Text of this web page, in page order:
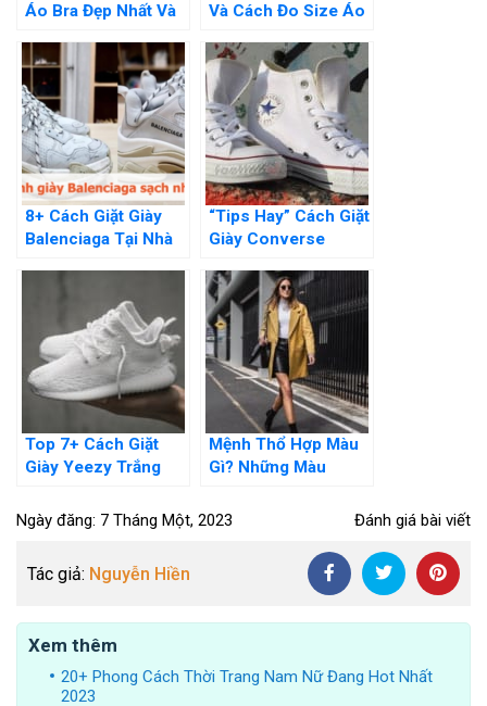
Áo Bra Đẹp Nhất Và
Và Cách Đo Size Áo
Âu Mỹ
8+ Cách Giặt Giày
Balenciaga Tại Nhà
“Tips Hay” Cách Giặt
Giày Converse
Top 7+ Cách Giặt
Giày Yeezy Trắng
Không Làm Hư Giày
Mệnh Thổ Hợp Màu
Gì? Những Màu
Tài Lộc
Ngày đăng: 7 Tháng Một, 2023 Đánh giá bài viết
Tác giả: Nguyễn Hiền
Xem thêm
20+ Phong Cách Thời Trang Nam Nữ Đang Hot Nhất
2023